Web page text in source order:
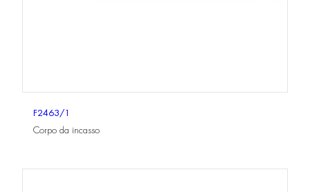
F2463/1
Corpo da incasso